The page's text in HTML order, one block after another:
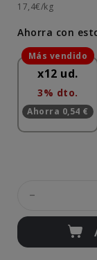
17,4€/kg
Ahorra con
x12 ud.
3% dto.
Ahorra 0,54 €
-